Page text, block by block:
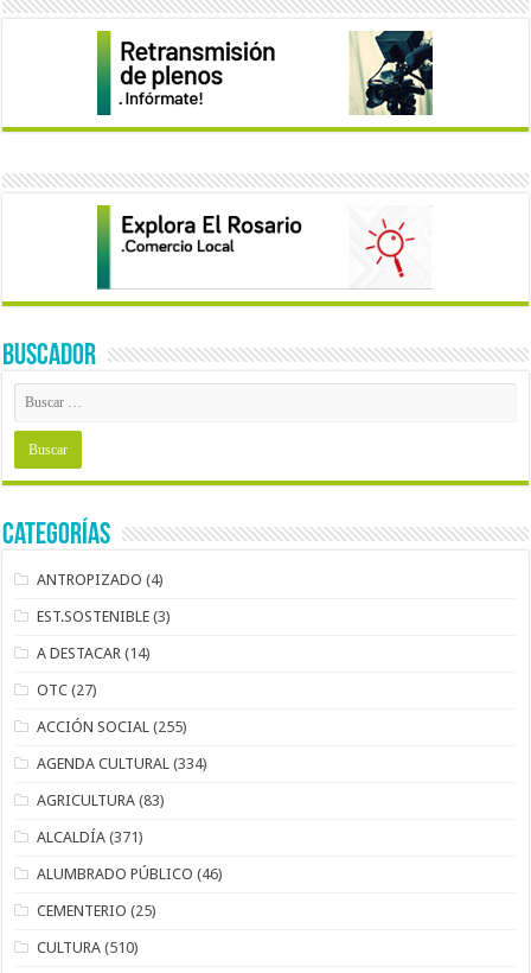
BUSCADOR
Categorías
ANTROPIZADO (4)
EST.SOSTENIBLE (3)
A DESTACAR (14)
OTC (27)
ACCIÓN SOCIAL (255)
AGENDA CULTURAL (334)
AGRICULTURA (83)
ALCALDÍA (371)
ALUMBRADO PÚBLICO (46)
CEMENTERIO (25)
CULTURA (510)